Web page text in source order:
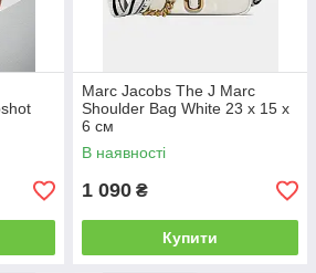
Marc Jacobs The J Marc
Shoulder Bag White 23 х 15 х
6 см
В наявності
1 090 ₴
Купити